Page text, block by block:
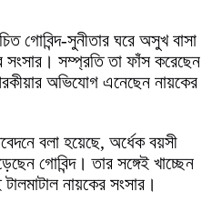
গোবিন্দ-সুনীতার ঘরে অসুখ বাসা
সম্প্রতি তা ফাঁস করেছেন
অভিযোগ এনেছেন নায়কের
বলা হয়েছে, অর্ধেক বয়সী
গোবিন্দ। তার সঙ্গেই খাচ্ছেন
নায়কের সংসার।